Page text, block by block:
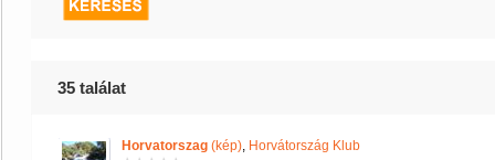
35 találat
Horvatorszag (kép), Horvátország Klub